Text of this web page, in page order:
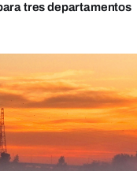
tres departamentos